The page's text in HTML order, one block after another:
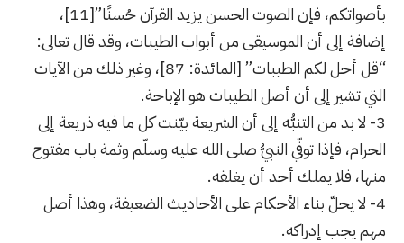
بأصواتكم، فإن الصوت الحسن يزيد القرآن حُسنًا”[11]
،
إضافة إلى أن الموسيقى من أبواب الطيبات، وقد قال تعالى:
“قل أحل لكم الطيبات” [المائدة: 87]، وغير ذلك من الآيات
التي تشير إلى أن أصل الطيبات هو الإباحة.
3- لا بد من التنبُّه إلى أن الشريعة بيّنت كل ما فيه ذريعة إلى
الحرام، فإذا توفّي النبيُّ صلى الله عليه وسلّم وثمة باب مفتوح
منها، فلا يملك أحد أن يغلقه.
4- لا يحلّ بناء الأحكام على الأحاديث الضعيفة، وهذا أصل
مهم يجب إدراكه.